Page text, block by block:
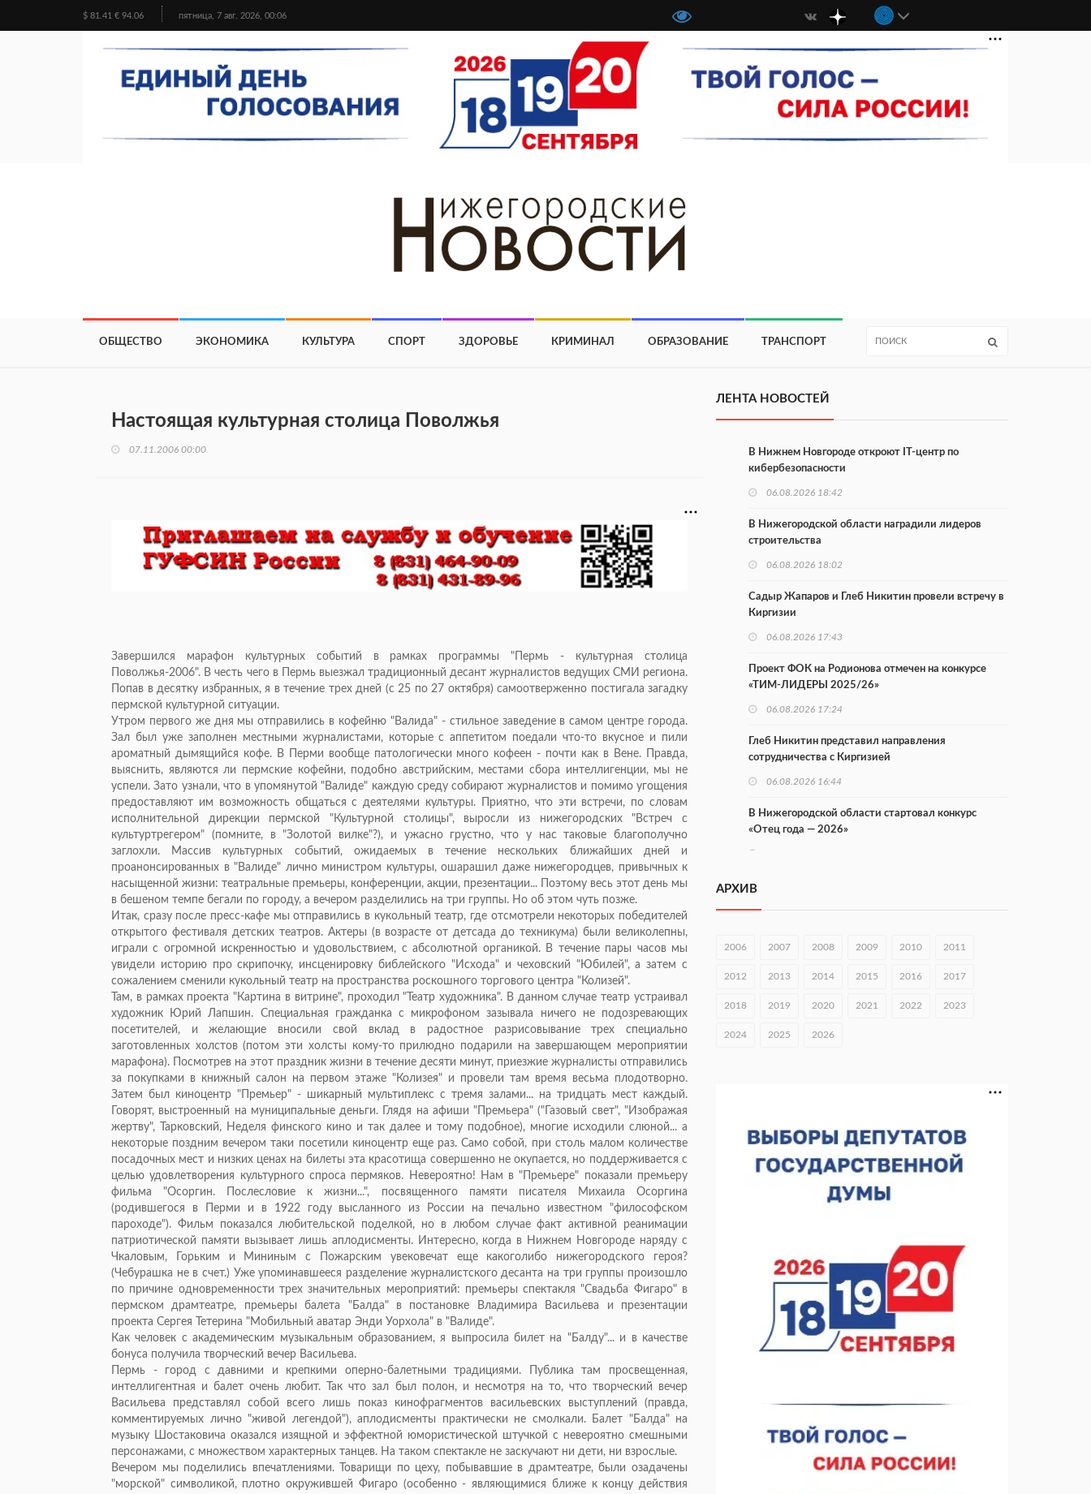
$ 81.41 € 94.06 пятница, 7 авг. 2026, 00:06
ОБЩЕСТВО ЭКОНОМИКА КУЛЬТУРА СПОРТ ЗДОРОВЬЕ КРИМИНАЛ ОБРАЗОВАНИЕ ТРАНСПОРТ
Настоящая культурная столица Поволжья
07.11.2006 00:00
Завершился марафон культурных событий в рамках программы "Пермь - культурная столица
Поволжья-2006". В честь чего в Пермь выезжал традиционный десант журналистов ведущих СМИ региона.
Попав в десятку избранных, я в течение трех дней (с 25 по 27 октября) самоотверженно постигала загадку
пермской культурной ситуации.
Утром первого же дня мы отправились в кофейню "Валида" - стильное заведение в самом центре города.
Зал был уже заполнен местными журналистами, которые с аппетитом поедали что-то вкусное и пили
ароматный дымящийся кофе. В Перми вообще патологически много кофеен - почти как в Вене. Правда,
выяснить, являются ли пермские кофейни, подобно австрийским, местами сбора интеллигенции, мы не
успели. Зато узнали, что в упомянутой "Валиде" каждую среду собирают журналистов и помимо угощения
предоставляют им возможность общаться с деятелями культуры. Приятно, что эти встречи, по словам
исполнительной дирекции пермской "Культурной столицы", выросли из нижегородских "Встреч с
культуртрегером" (помните, в "Золотой вилке"?), и ужасно грустно, что у нас таковые благополучно
заглохли. Массив культурных событий, ожидаемых в течение нескольких ближайших дней и
проанонсированных в "Валиде" лично министром культуры, ошарашил даже нижегородцев, привычных к
насыщенной жизни: театральные премьеры, конференции, акции, презентации... Поэтому весь этот день мы
в бешеном темпе бегали по городу, а вечером разделились на три группы. Но об этом чуть позже.
Итак, сразу после пресс-кафе мы отправились в кукольный театр, где отсмотрели некоторых победителей
открытого фестиваля детских театров. Актеры (в возрасте от детсада до техникума) были великолепны,
играли с огромной искренностью и удовольствием, с абсолютной органикой. В течение пары часов мы
увидели историю про скрипочку, инсценировку библейского "Исхода" и чеховский "Юбилей", а затем с
сожалением сменили кукольный театр на пространства роскошного торгового центра "Колизей".
Там, в рамках проекта "Картина в витрине", проходил "Театр художника". В данном случае театр устраивал
художник Юрий Лапшин. Специальная гражданка с микрофоном зазывала ничего не подозревающих
посетителей, и желающие вносили свой вклад в радостное разрисовывание трех специально
заготовленных холстов (потом эти холсты кому-то прилюдно подарили на завершающем мероприятии
марафона). Посмотрев на этот праздник жизни в течение десяти минут, приезжие журналисты отправились
за покупками в книжный салон на первом этаже "Колизея" и провели там время весьма плодотворно.
Затем был киноцентр "Премьер" - шикарный мультиплекс с тремя залами... на тридцать мест каждый.
Говорят, выстроенный на муниципальные деньги. Глядя на афиши "Премьера" ("Газовый свет", "Изображая
жертву", Тарковский, Неделя финского кино и так далее и тому подобное), многие исходили слюной... а
некоторые поздним вечером таки посетили киноцентр еще раз. Само собой, при столь малом количестве
посадочных мест и низких ценах на билеты эта красотища совершенно не окупается, но поддерживается с
целью удовлетворения культурного спроса пермяков. Невероятно! Нам в "Премьере" показали премьеру
фильма "Осоргин. Послесловие к жизни...", посвященного памяти писателя Михаила Осоргина
(родившегося в Перми и в 1922 году высланного из России на печально известном "философском
пароходе"). Фильм показался любительской поделкой, но в любом случае факт активной реанимации
патриотической памяти вызывает лишь аплодисменты. Интересно, когда в Нижнем Новгороде наряду с
Чкаловым, Горьким и Мининым с Пожарским увековечат еще какоголибо нижегородского героя?
(Чебурашка не в счет.) Уже упоминавшееся разделение журналистского десанта на три группы произошло
по причине одновременности трех значительных мероприятий: премьеры спектакля "Свадьба Фигаро" в
пермском драмтеатре, премьеры балета "Балда" в постановке Владимира Васильева и презентации
проекта Сергея Тетерина "Мобильный аватар Энди Уорхола" в "Валиде".
Как человек с академическим музыкальным образованием, я выпросила билет на "Балду"... и в качестве
бонуса получила творческий вечер Васильева.
Пермь - город с давними и крепкими оперно-балетными традициями. Публика там просвещенная,
интеллигентная и балет очень любит. Так что зал был полон, и несмотря на то, что творческий вечер
Васильева представлял собой всего лишь показ кинофрагментов васильевских выступлений (правда,
комментируемых лично "живой легендой"), аплодисменты практически не смолкали. Балет "Балда" на
музыку Шостаковича оказался изящной и эффектной юмористической штучкой с невероятно смешными
персонажами, с множеством характерных танцев. На таком спектакле не заскучают ни дети, ни взрослые.
Вечером мы поделились впечатлениями. Товарищи по цеху, побывавшие в драмтеатре, были озадачены
"морской" символикой, плотно окружившей Фигаро (особенно - являющимися ближе к концу действия
ЛЕНТА НОВОСТЕЙ
В Нижнем Новгороде откроют IT-центр по
кибербезопасности
06.08.2026 18:42
В Нижегородской области наградили лидеров
строительства
06.08.2026 18:02
Садыр Жапаров и Глеб Никитин провели встречу в
Киргизии
06.08.2026 17:43
Проект ФОК на Родионова отмечен на конкурсе
«ТИМ-ЛИДЕРЫ 2025/26»
06.08.2026 17:24
Глеб Никитин представил направления
сотрудничества с Киргизией
06.08.2026 16:44
В Нижегородской области стартовал конкурс
«Отец года — 2026»
Городец подписал соглашения с Кара-Кулем и
вырос в 1,9 раза
В Нижнем Новгороде открыли фестиваль «Семья
06.08.2026 15:26
Видели ночь, бежали всю ночь... На
Нижневолжской набережной прошел необычный
06.08.2026 15:05
Нижегородские хирурги выполнили трансоральную
операцию на щитовидной железе
06.08.2026 15:03
АРХИВ
2006 2007 2008 2009 2010 2011
2012 2013 2014 2015 2016 2017
2018 2019 2020 2021 2022 2023
2024 2025 2026